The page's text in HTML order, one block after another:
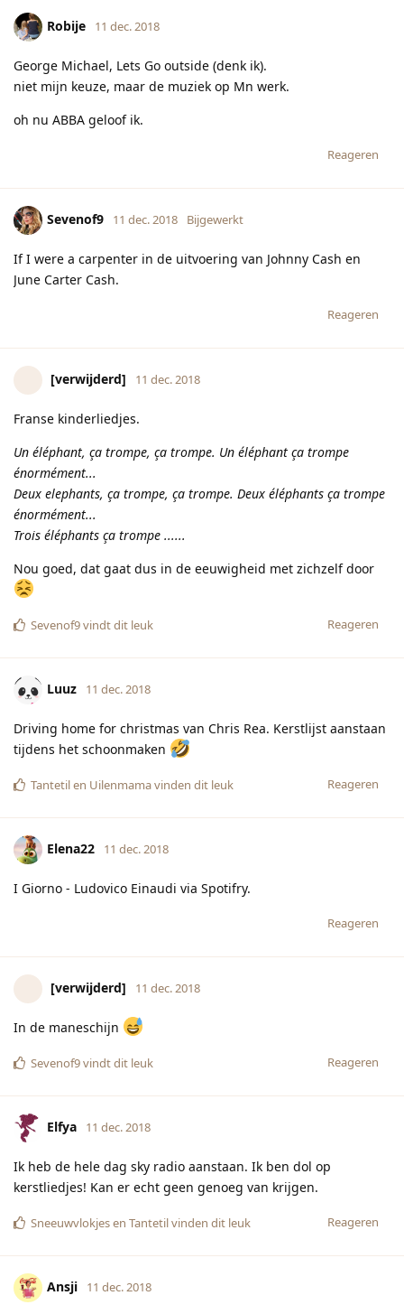
Robije 11 dec. 2018
George Michael, Lets Go outside (denk ik).
niet mijn keuze, maar de muziek op Mn werk.
oh nu ABBA geloof ik.
Reageren
Sevenof9 11 dec. 2018 Bijgewerkt
If I were a carpenter in de uitvoering van Johnny Cash en
June Carter Cash.
Reageren
[verwijderd] 11 dec. 2018
Franse kinderliedjes.
Un éléphant, ça trompe, ça trompe. Un éléphant ça trompe
énormément...
Deux elephants, ça trompe, ça trompe. Deux éléphants ça trompe
énormément...
Trois éléphants ça trompe ......
Nou goed, dat gaat dus in de eeuwigheid met zichzelf door
Reageren
Sevenof9vindt dit leuk
Luuz 11 dec. 2018
Driving home for christmas van Chris Rea. Kerstlijst aanstaan
tijdens het schoonmaken
Reageren
Tantetilen Uilenmamavinden dit leuk
Elena22 11 dec. 2018
I Giorno - Ludovico Einaudi via Spotifry.
Reageren
[verwijderd] 11 dec. 2018
In de maneschijn
Reageren
Sevenof9vindt dit leuk
Elfya 11 dec. 2018
Ik heb de hele dag sky radio aanstaan. Ik ben dol op
kerstliedjes! Kan er echt geen genoeg van krijgen.
Reageren
Sneeuwvlokjesen Tantetilvinden dit leuk
Ansji 11 dec. 2018